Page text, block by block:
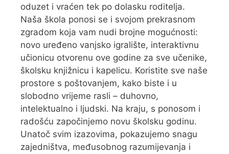
oduzet i vraćen tek po dolasku roditelja.
Naša škola ponosi se i svojom prekrasnom
zgradom koja vam nudi brojne mogućnosti:
novo uređeno vanjsko igralište, interaktivnu
učionicu otvorenu ove godine za sve učenike,
školsku knjižnicu i kapelicu. Koristite sve naše
prostore s poštovanjem, kako biste i u
slobodno vrijeme rasli – duhovno,
intelektualno i ljudski. Na kraju, s ponosom i
radošću započinjemo novu školsku godinu.
Unatoč svim izazovima, pokazujemo snagu
zajedništva, međusobnog razumijevanja i